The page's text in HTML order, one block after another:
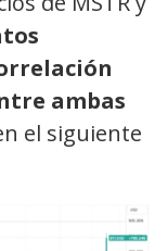
ambas
el siguiente